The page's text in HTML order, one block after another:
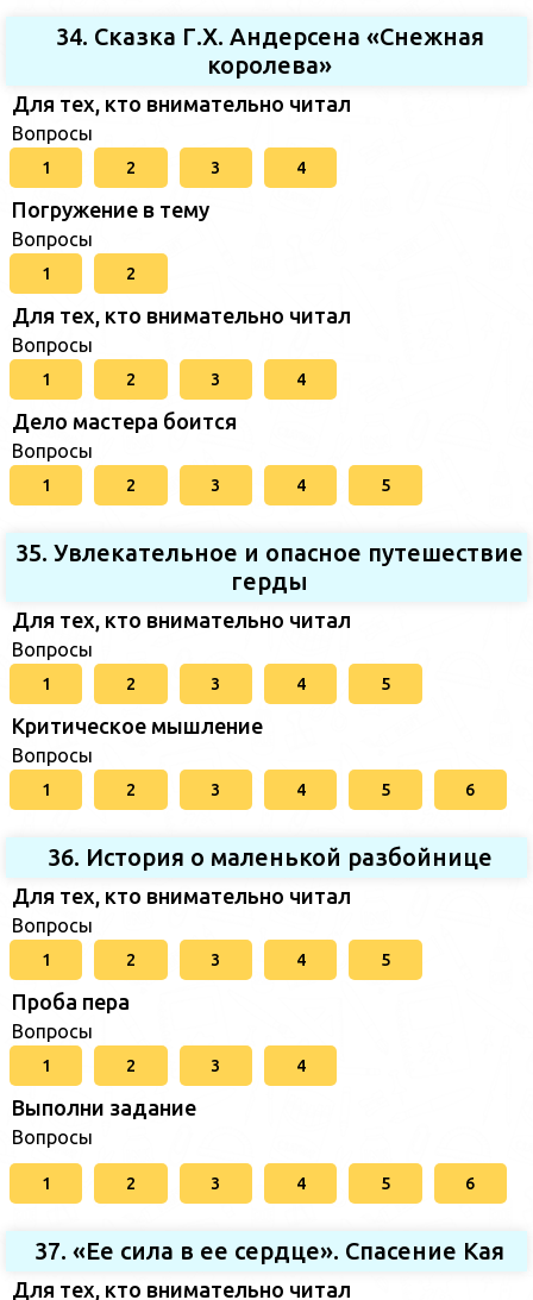
34. Сказка Г.Х. Андерсена «Снежная
королева»
Для тех, кто внимательно читал
Вопросы
1 2 3 4
Погружение в тему
Вопросы
1 2
Для тех, кто внимательно читал
Вопросы
1 2 3 4
Дело мастера боится
Вопросы
1 2 3 4 5
35. Увлекательное и опасное путешествие
герды
Для тех, кто внимательно читал
Вопросы
1 2 3 4 5
Критическое мышление
Вопросы
1 2 3 4 5 6
36. История о маленькой разбойнице
Для тех, кто внимательно читал
Вопросы
1 2 3 4 5
Проба пера
Вопросы
1 2 3 4
Выполни задание
Вопросы
1 2 3 4 5 6
37. «Ее сила в ее сердце». Спасение Кая
Для тех, кто внимательно читал